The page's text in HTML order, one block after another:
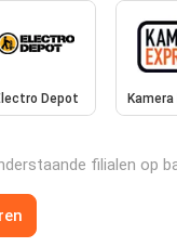
Depot
filialen op